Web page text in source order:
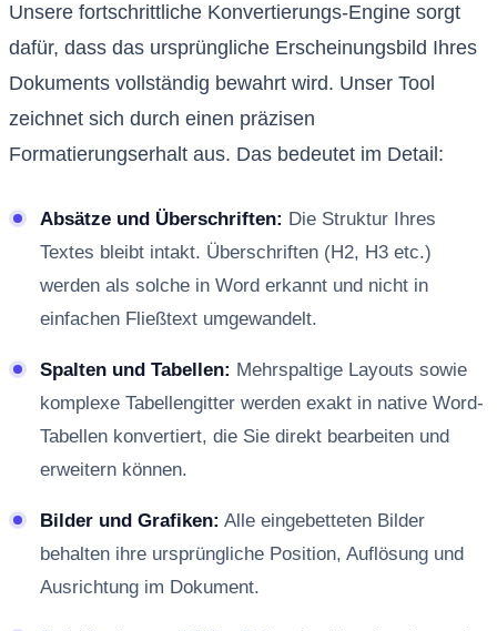
Unsere fortschrittliche Konvertierungs-Engine sorgt
dafür, dass das ursprüngliche Erscheinungsbild Ihres
Dokuments vollständig bewahrt wird. Unser Tool
zeichnet sich durch einen präzisen
Formatierungserhalt aus. Das bedeutet im Detail:
Absätze und Überschriften: Die Struktur Ihres
Textes bleibt intakt. Überschriften (H2, H3 etc.)
werden als solche in Word erkannt und nicht in
einfachen Fließtext umgewandelt.
Spalten und Tabellen: Mehrspaltige Layouts sowie
komplexe Tabellengitter werden exakt in native Word-
Tabellen konvertiert, die Sie direkt bearbeiten und
erweitern können.
Bilder und Grafiken: Alle eingebetteten Bilder
behalten ihre ursprüngliche Position, Auflösung und
Ausrichtung im Dokument.